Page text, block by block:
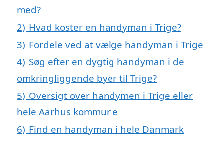
med?
2) Hvad koster en handyman i Trige?
3) Fordele ved at vælge handyman i Trige
4) Søg efter en dygtig handyman i de
omkringliggende byer til Trige?
5) Oversigt over handymen i Trige eller
hele Aarhus kommune
6) Find en handyman i hele Danmark